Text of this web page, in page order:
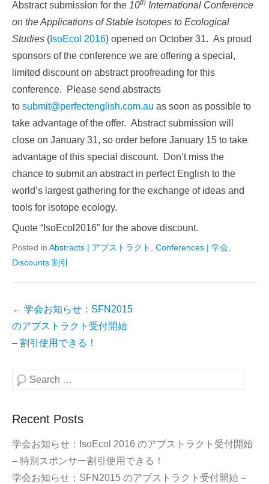
Abstract submission for the 10th International Conference
on the Applications of Stable Isotopes to Ecological
Studies ( IsoEcol 2016) opened on October 31. As proud
sponsors of the conference we are offering a special,
limited discount on abstract proofreading for this
conference. Please send abstracts
to submit@perfectenglish.com.au as soon as possible to
take advantage of the offer. Abstract submission will
close on January 31, so order before January 15 to take
advantage of this special discount. Don’t miss the
chance to submit an abstract in perfect English to the
world’s largest gathering for the exchange of ideas and
tools for isotope ecology.
Quote “IsoEcol2016” for the above discount.
Posted in Abstracts | アブストラクト , Conferences | 学会,
Discounts 割引
Post
navigation
← 学会お知らせ：SFN2015
のアブストラクト受付開始
– 割引使用できる！
Search
Recent Posts
学会お知らせ：IsoEcol 2016 のアブストラクト受付開始
– 特別スポンサー割引使用できる！
学会お知らせ：SFN2015 のアブストラクト受付開始 –